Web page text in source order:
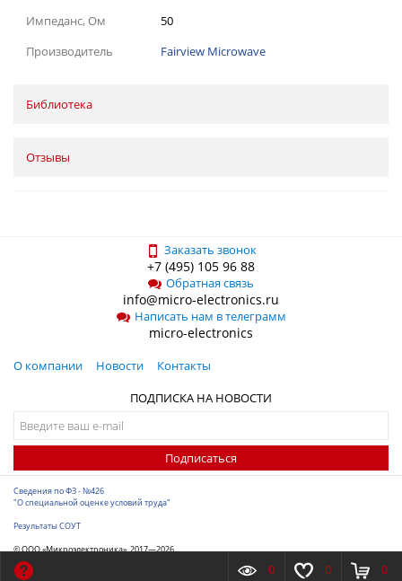
Импеданс, Ом
50
Производитель
Fairview Microwave
Библиотека
Отзывы
Заказать звонок
+7 (495) 105 96 88
Обратная связь
info@micro-electronics.ru
Написать нам в телеграмм
micro-electronics
О компании Новости
Контакты
ПОДПИСКА НА НОВОСТИ
Подписаться
Сведения по ФЗ - №426
"О специальной оценке условий труда"
Результаты СОУТ
© ООО «Микроэлектроника», 2017—2026
Разработка сайта
0 0 0